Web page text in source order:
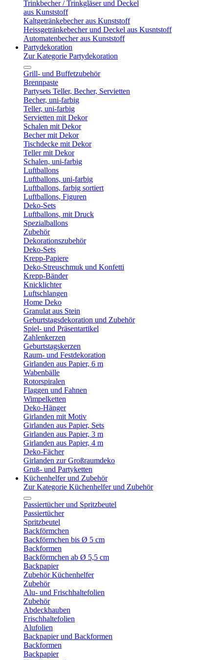
Trinkbecher / Trinkgläser und Deckel
aus Kunststoff
Kaltgetränkebecher aus Kunststoff
Heissgetränkebecher und Deckel aus Kusntstoff
Automatenbecher aus Kunststoff
Partydekoration
Zur Kategorie Partydekoration
Grill- und Buffetzubehör
Brennpaste
Partysets Teller, Becher, Servietten
Becher, uni-farbig
Teller, uni-farbig
Servietten mit Dekor
Schalen mit Dekor
Becher mit Dekor
Tischdecke mit Dekor
Teller mit Dekor
Schalen, uni-farbig
Luftballons
Luftballons, uni-farbig
Luftballons, farbig sortiert
Luftballons, Figuren
Deko-Sets
Luftballons, mit Druck
Spezialballons
Zubehör
Dekorationszubehör
Deko-Sets
Krepp-Papiere
Deko-Streuschmuk und Konfetti
Krepp-Bänder
Knicklichter
Luftschlangen
Home Deko
Granulat aus Stein
Geburtstagsdekoration und Zubehör
Spiel- und Präsentartikel
Zahlenkerzen
Geburtstagskerzen
Raum- und Festdekoration
Girlanden aus Papier, 6 m
Wabenbälle
Rotorspiralen
Flaggen und Fahnen
Wimpelketten
Deko-Hänger
Girlanden mit Motiv
Girlanden aus Papier, Sets
Girlanden aus Papier, 3 m
Girlanden aus Papier, 4 m
Deko-Fächer
Girlanden zur Großraumdeko
Gruß- und Partyketten
Küchenhelfer und Zubehör
Zur Kategorie Küchenhelfer und Zubehör
Passiertücher und Spritzbeutel
Passiertücher
Spritzbeutel
Backförmchen
Backförmchen bis Ø 5 cm
Backformen
Backförmchen ab Ø 5,5 cm
Backpapier
Zubehör Küchenhelfer
Zubehör
Alu- und Frischhaltefolien
Zubehör
Abdeckhauben
Frischhaltefolien
Alufolien
Backpapier und Backformen
Backformen
Backpapier